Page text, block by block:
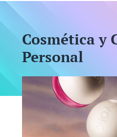
Cosmética y
Personal